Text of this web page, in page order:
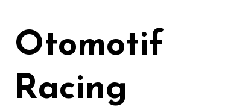
content
Otomotif
Racing